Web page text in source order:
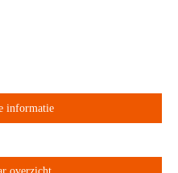
informatie